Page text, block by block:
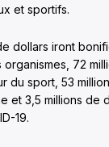
et sportifs.
dollars iront
72
du sport, 53
et 3,5 millions de
19.